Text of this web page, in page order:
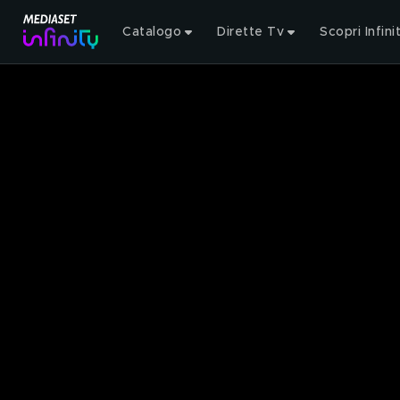
Catalogo Dirette Tv Scopri